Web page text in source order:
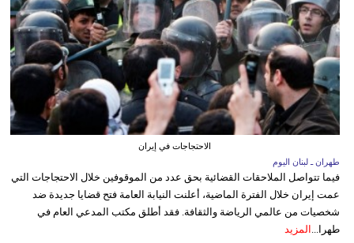
الاحتجاجات في إيران
طهران ـ لبنان اليوم
فيما تتواصل الملاحقات القضائية بحق عدد من الموقوفين خلال الاحتجاجات التي
عمت إيران خلال الفترة الماضية، أعلنت النيابة العامة فتح قضايا جديدة ضد
شخصيات من عالمي الرياضة والثقافة. فقد أطلق مكتب المدعي العام في
طهرا... المزيد